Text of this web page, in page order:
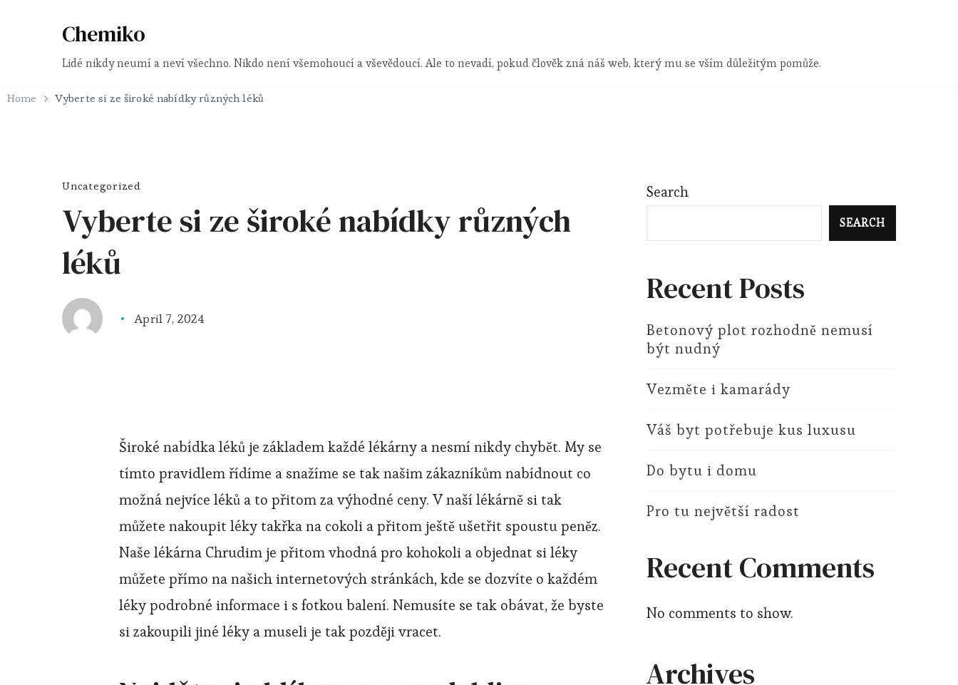
Chemiko
Lidé nikdy neumí a neví všechno. Nikdo není všemohoucí a vševědoucí. Ale to nevadí, pokud člověk zná náš web, který mu se vším důležitým pomůže.
Home Vyberte si ze široké nabídky různých léků
Uncategorized
Vyberte si ze široké nabídky různých
léků
April 7, 2024
Široké nabídka léků je základem každé lékárny a nesmí nikdy chybět. My se
tímto pravidlem řídíme a snažíme se tak našim zákazníkům nabídnout co
možná nejvíce léků a to přitom za výhodné ceny. V naší lékárně si tak
můžete nakoupit léky takřka na cokoli a přitom ještě ušetřit spoustu peněz.
Naše lékárna Chrudim je přitom vhodná pro kohokoli a objednat si léky
můžete přímo na našich internetových stránkách, kde se dozvíte o každém
léky podrobné informace i s fotkou balení. Nemusíte se tak obávat, že byste
si zakoupili jiné léky a museli je tak později vracet.
Search
SEARCH
Recent Posts
Betonový plot rozhodně nemusí
být nudný
Vezměte i kamarády
Váš byt potřebuje kus luxusu
Do bytu i domu
Pro tu největší radost
Recent Comments
No comments to show.
Archives